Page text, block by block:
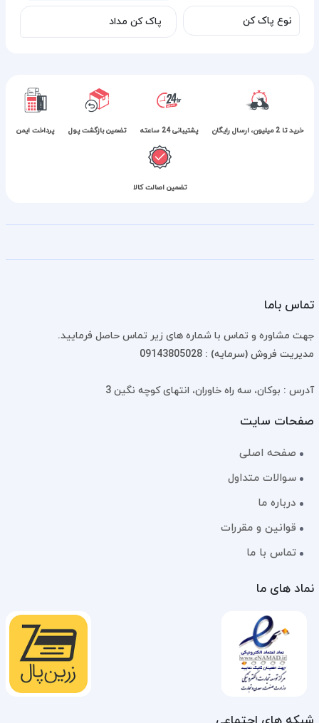
نوع پاک کن
پاک کن مداد
خرید تا 2 میلیون، ارسال رایگان پشتیبانی 24 ساعته تضمین بازگشت پول پرداخت ایمن
تضمین اصالت کالا
تماس باما
جهت مشاوره و تماس با شماره های زیر تماس حاصل فرمایید.
مدیریت فروش (سرمایه) : 09143805028
آدرس : بوکان، سه راه خاوران، انتهای کوچه نگین 3
صفحات سایت
صفحه اصلی
سوالات متداول
درباره ما
قوانین و مقررات
تماس با ما
نماد های ما